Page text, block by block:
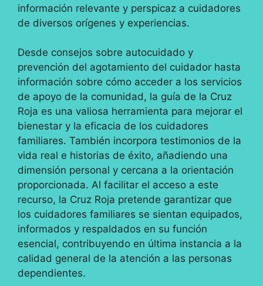
información relevante y perspicaz a cuidadores
de diversos orígenes y experiencias.
Desde consejos sobre autocuidado y
prevención del agotamiento del cuidador hasta
información sobre cómo acceder a los servicios
de apoyo de la comunidad, la guía de la Cruz
Roja es una valiosa herramienta para mejorar el
bienestar y la eficacia de los cuidadores
familiares. También incorpora testimonios de la
vida real e historias de éxito, añadiendo una
dimensión personal y cercana a la orientación
proporcionada. Al facilitar el acceso a este
recurso, la Cruz Roja pretende garantizar que
los cuidadores familiares se sientan equipados,
informados y respaldados en su función
esencial, contribuyendo en última instancia a la
calidad general de la atención a las personas
dependientes.